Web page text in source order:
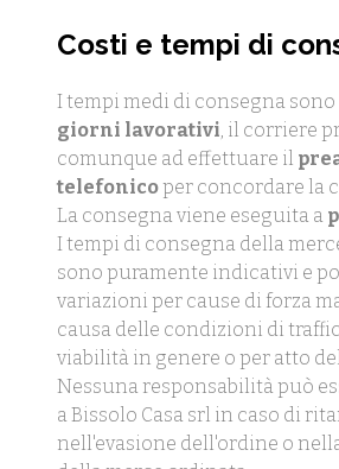
Costi e tempi di
I tempi medi di consegna sono
giorni lavorativi, il corriere
comunque ad effettuare il
telefonicoper concordare la
La consegna viene eseguita a
I tempi di consegna della
sono puramente indicativi e
variazioni per cause di forza
causa delle condizioni di
viabilità in genere o per atto
Nessuna responsabilità può
a Bissolo Casa srl in caso di
nell'evasione dell'ordine o